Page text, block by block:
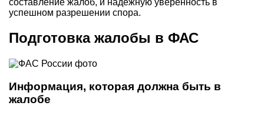
составление жалоб, и надежную уверенность в
успешном разрешении спора.
Подготовка жалобы в ФАС
Информация, которая должна быть в
жалобе